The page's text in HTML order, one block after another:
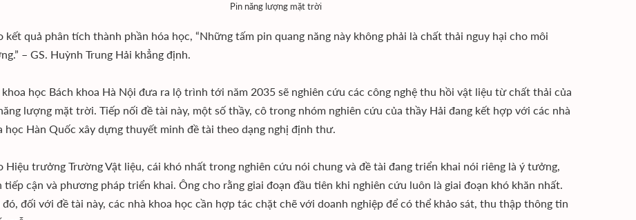
Pin năng lượng mặt trời
kết quả phân tích thành phần hóa học, “Những tấm pin quang năng này không phải là chất thải nguy hại cho môi
– GS. Huỳnh Trung Hải khẳng định.
khoa học Bách khoa Hà Nội đưa ra lộ trình tới năm 2035 sẽ nghiên cứu các công nghệ thu hồi vật liệu từ chất thải của
lượng mặt trời. Tiếp nối đề tài này, một số thầy, cô trong nhóm nghiên cứu của thầy Hải đang kết hợp với các nhà
học Hàn Quốc xây dựng thuyết minh đề tài theo dạng nghị định thư.
Hiệu trưởng Trường Vật liệu, cái khó nhất trong nghiên cứu nói chung và đề tài đang triển khai nói riêng là ý tưởng,
tiếp cận và phương pháp triển khai. Ông cho rằng giai đoạn đầu tiên khi nghiên cứu luôn là giai đoạn khó khăn nhất.
đó, đối với đề tài này, các nhà khoa học cần hợp tác chặt chẽ với doanh nghiệp để có thể khảo sát, thu thập thông tin